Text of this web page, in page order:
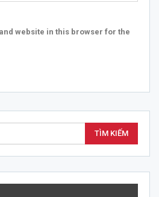
website in this browser for the